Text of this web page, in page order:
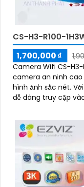
CS-H3-R100-
1,700,000 ₫
Camera Wifi CS-H3-
camera an ninh cao
hình ảnh sắc nét. Với công nghệ kết nối Wifi, bạn có thể
dễ dàng truy cập